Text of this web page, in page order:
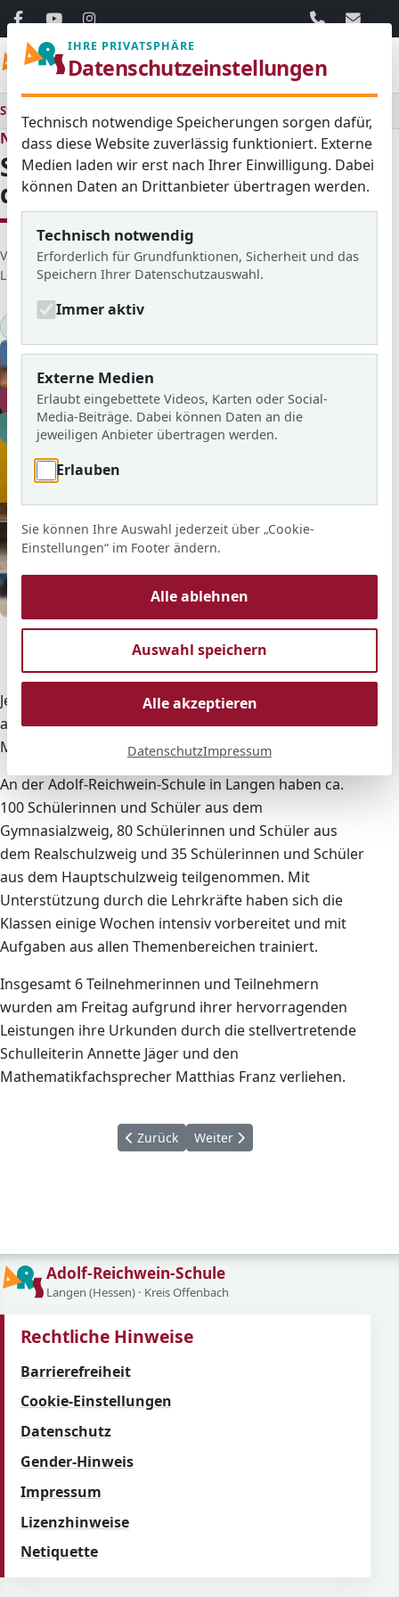
06103 / 30
Startseite
Neues aus dem Schulleben
Siegerehrung der 2. Runde
des Mathematikwettbewerbs
D
e
a
i
s
Veröffentlicht von: EvgeniyErstellt am: 25. März 2024
Letzte Aktualisierung: 10. September 2025Zugriffe: 4141
Von links: Frau Jäger (Stellvertretende Schulleiterin), die
Sieger der 2. Runde des Mathewettbewerbs mit ihren
Jedes Jahr im Dezember ist es wieder soweit: Die
achten Klassen in ganz Hessen schreiben den
Mathematikwettbewerb.
An der Adolf-Reichwein-Schule in Langen haben ca.
100 Schülerinnen und Schüler aus dem
Gymnasialzweig, 80 Schülerinnen und Schüler aus
dem Realschulzweig und 35 Schülerinnen und Schüler
aus dem Hauptschulzweig teilgenommen. Mit
Unterstützung durch die Lehrkräfte haben sich die
Klassen einige Wochen intensiv vorbereitet und mit
Aufgaben aus allen Themenbereichen trainiert.
Insgesamt 6 Teilnehmerinnen und Teilnehmern
wurden am Freitag aufgrund ihrer hervorragenden
Leistungen ihre Urkunden durch die stellvertretende
Schulleiterin Annette Jäger und den
Mathematikfachsprecher Matthias Franz verliehen.
Vorheriger Beitrag: Wintersportwoche 2006 -
Zurück Nächster Beitrag: Gewinner im
Weiter
Adolf-Reichwein-Schule
Langen (Hessen) · Kreis Offenbach
Rechtliche Hinweise
Barrierefreiheit
Cookie-Einstellungen
Datenschutz
Gender-Hinweis
Impressum
Lizenzhinweise
Netiquette
IHRE PRIVATSPHÄRE
Datenschutzeinstellungen
Technisch notwendige Speicherungen sorgen dafür,
dass diese Website zuverlässig funktioniert. Externe
Medien laden wir erst nach Ihrer Einwilligung. Dabei
können Daten an Drittanbieter übertragen werden.
Technisch notwendig
Erforderlich für Grundfunktionen, Sicherheit und das
Speichern Ihrer Datenschutzauswahl.
Immer aktiv
Externe Medien
Erlaubt eingebettete Videos, Karten oder Social-
Media-Beiträge. Dabei können Daten an die
jeweiligen Anbieter übertragen werden.
Erlauben
Sie können Ihre Auswahl jederzeit über „Cookie-
Einstellungen“ im Footer ändern.
Alle ablehnen
Auswahl speichern
Alle akzeptieren
DatenschutzImpressum